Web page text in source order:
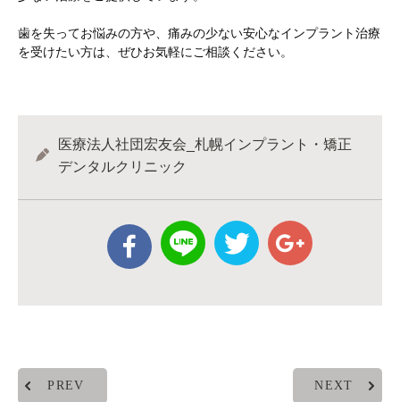
歯を失ってお悩みの方や、痛みの少ない安心なインプラント治療
を受けたい方は、ぜひお気軽にご相談ください。
医療法人社団宏友会_札幌インプラント・矯正
デンタルクリニック
PREV NEXT